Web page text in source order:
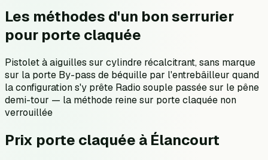
Les méthodes d'un bon serrurier
pour porte claquée
Pistolet à aiguilles sur cylindre récalcitrant, sans marque
sur la porte By-pass de béquille par l'entrebâilleur quand
la configuration s'y prête Radio souple passée sur le pêne
demi-tour — la méthode reine sur porte claquée non
verrouillée
Prix porte claquée à Élancourt